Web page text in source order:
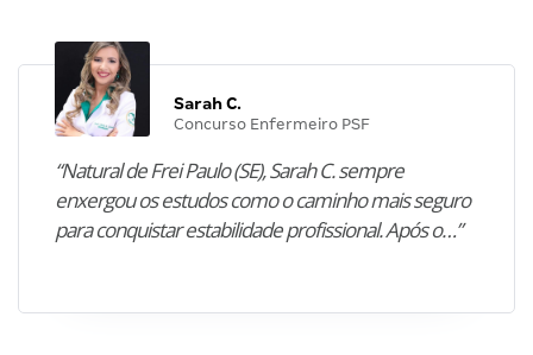
Sarah C.
Concurso Enfermeiro PSF
“Natural de Frei Paulo (SE), Sarah C. sempre
enxergou os estudos como o caminho mais seguro
para conquistar estabilidade profissional. Após o…”